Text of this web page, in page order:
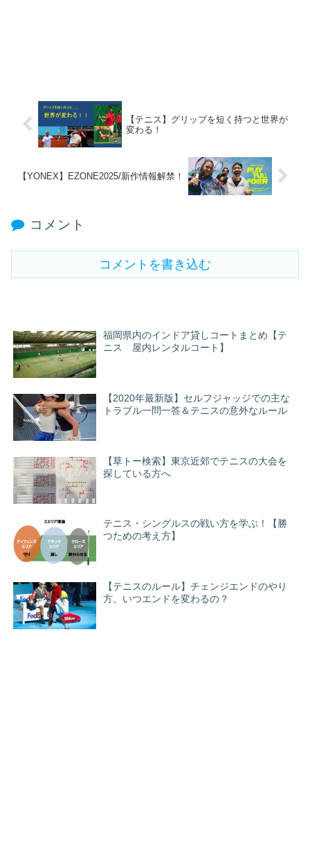
【テニス】グリップを短く持つと世界が
変わる！
【YONEX】EZONE2025/新作情報解禁！
コメント
コメントを書き込む
福岡県内のインドア貸しコートまとめ【テ
ニス 屋内レンタルコート】
【2020年最新版】セルフジャッジでの主な
トラブル一問一答＆テニスの意外なルール
【草トー検索】東京近郊でテニスの大会を
探している方へ
テニス・シングルスの戦い方を学ぶ！【勝
つための考え方】
【テニスのルール】チェンジエンドのやり
方。いつエンドを変わるの？